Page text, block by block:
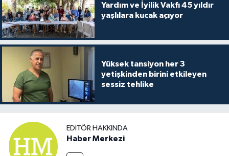
Yardım ve İyilik Vakfı 45 yıldır
yaşlılara kucak açıyor
Yüksek tansiyon her 3
yetişkinden birini etkileyen
sessiz tehlike
EDITÖR HAKKINDA
Haber Merkezi